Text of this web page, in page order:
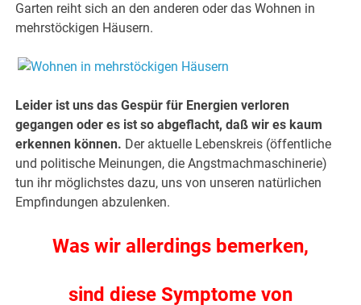
Garten reiht sich an den anderen oder das Wohnen in
mehrstöckigen Häusern.
Leider ist uns das Gespür für Energien verloren
gegangen oder es ist so abgeflacht, daß wir es kaum
erkennen können. Der aktuelle Lebenskreis (öffentliche
und politische Meinungen, die Angstmachmaschinerie)
tun ihr möglichstes dazu, uns von unseren natürlichen
Empfindungen abzulenken.
Was wir allerdings bemerken,
sind diese Symptome von